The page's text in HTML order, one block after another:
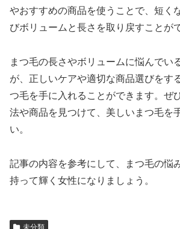
やおすすめの商品を使うことで、短く
びボリュームと長さを取り戻すことが
まつ毛の長さやボリュームに悩んでい
が、正しいケアや適切な商品選びをす
つ毛を手に入れることができます。ぜ
法や商品を見つけて、美しいまつ毛を
い。
記事の内容を参考にして、まつ毛の悩
持って輝く女性になりましょう。
未分類